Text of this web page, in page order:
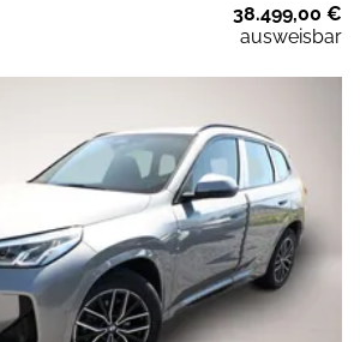
38.499,00 €
ausweisbar